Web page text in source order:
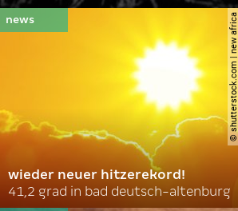
© shutterstock.com | new africa
wieder neuer hitzerekord!
41,2 grad in bad deutsch-altenburg